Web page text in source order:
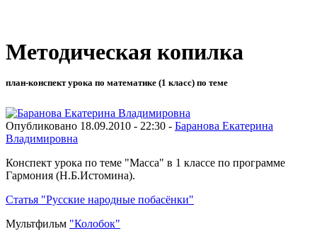
Методическая копилка
план-конспект урока по математике (1 класс) по теме
Опубликовано 18.09.2010 - 22:30 - Баранова Екатерина
Владимировна
Конспект урока по теме "Масса" в 1 классе по программе
Гармония (Н.Б.Истомина).
Статья "Русские народные побасёнки"
Мультфильм "Колобок"